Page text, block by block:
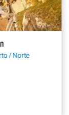
/ Norte